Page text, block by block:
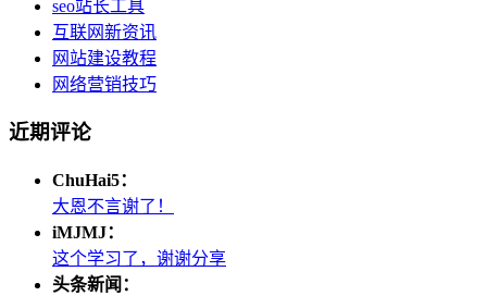
seo站长工具
互联网新资讯
网站建设教程
网络营销技巧
近期评论
ChuHai5：
大恩不言谢了！
iMJMJ：
这个学习了，谢谢分享
头条新闻：